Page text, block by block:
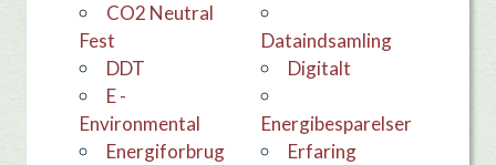
CO2 Neutral
Fest
dataindsamling
DDT
Digitalt
E -
Environmental
Energibesparelser
Energiforbrug
erfaring